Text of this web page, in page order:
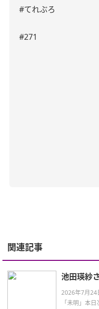
#てれぶろ
#271
関連記事
池田瑛紗
2026年7月24
「未明」本